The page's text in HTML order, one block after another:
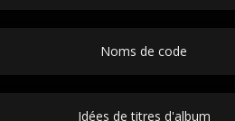
Noms de code
Idées de titres d'album